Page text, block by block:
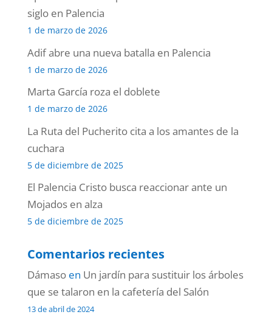
siglo en Palencia
1 de marzo de 2026
Adif abre una nueva batalla en Palencia
1 de marzo de 2026
Marta García roza el doblete
1 de marzo de 2026
La Ruta del Pucherito cita a los amantes de la
cuchara
5 de diciembre de 2025
El Palencia Cristo busca reaccionar ante un
Mojados en alza
5 de diciembre de 2025
Comentarios recientes
Dámasoen Un jardín para sustituir los árboles
que se talaron en la cafetería del Salón
13 de abril de 2024